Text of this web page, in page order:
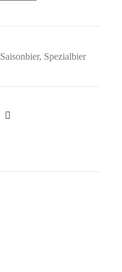
Saisonbier, Spezialbier